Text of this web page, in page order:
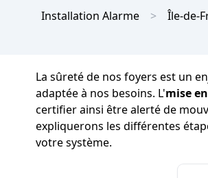
Installation Alarme Île-de-
La sûreté de nos foyers est un
adaptée à nos besoins. L'mise
certifier ainsi être alerté de
expliquerons les différentes
votre système.